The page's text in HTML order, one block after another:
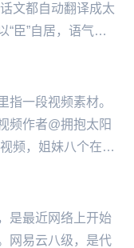
文都自动翻译成太
臣”自居，语气谦
指一段视频素材。
频作者@拥抱太阳
频，姐妹八个在镜
是最近网络上开始
网易云八级，是代